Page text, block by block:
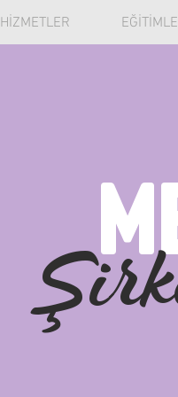
HİZMETLER